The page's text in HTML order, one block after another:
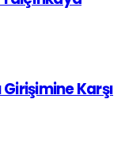
Karşı